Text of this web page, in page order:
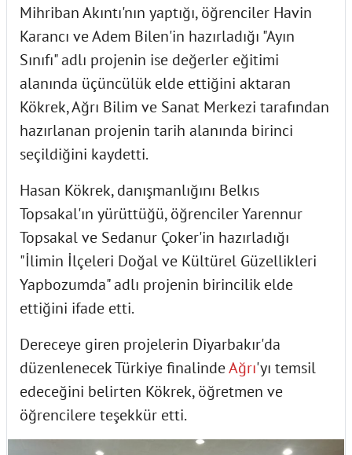
Mihriban Akıntı'nın yaptığı, öğrenciler Havin
Karancı ve Adem Bilen'in hazırladığı "Ayın
Sınıfı" adlı projenin ise değerler eğitimi
alanında üçüncülük elde ettiğini aktaran
Kökrek, Ağrı Bilim ve Sanat Merkezi tarafından
hazırlanan projenin tarih alanında birinci
seçildiğini kaydetti.
Hasan Kökrek, danışmanlığını Belkıs
Topsakal'ın yürüttüğü, öğrenciler Yarennur
Topsakal ve Sedanur Çoker'in hazırladığı
"İlimin İlçeleri Doğal ve Kültürel Güzellikleri
Yapbozumda" adlı projenin birincilik elde
ettiğini ifade etti.
Dereceye giren projelerin Diyarbakır'da
düzenlenecek Türkiye finalindeAğrı'yı temsil
edeceğini belirten Kökrek, öğretmen ve
öğrencilere teşekkür etti.